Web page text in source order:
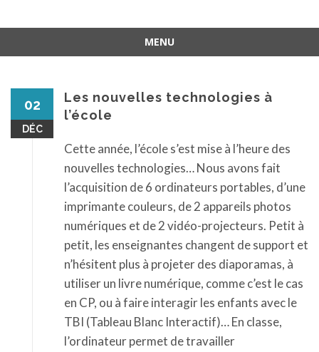
MENU
02
DÉC
Les nouvelles technologies à
l’école
Cette année, l’école s’est mise à l’heure des
nouvelles technologies… Nous avons fait
l’acquisition de 6 ordinateurs portables, d’une
imprimante couleurs, de 2 appareils photos
numériques et de 2 vidéo-projecteurs. Petit à
petit, les enseignantes changent de support et
n’hésitent plus à projeter des diaporamas, à
utiliser un livre numérique, comme c’est le cas
en CP, ou à faire interagir les enfants avec le
TBI (Tableau Blanc Interactif)… En classe,
l’ordinateur permet de travailler